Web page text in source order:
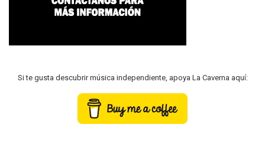
Si te gusta descubrir música independiente, apoya La Caverna aquí: